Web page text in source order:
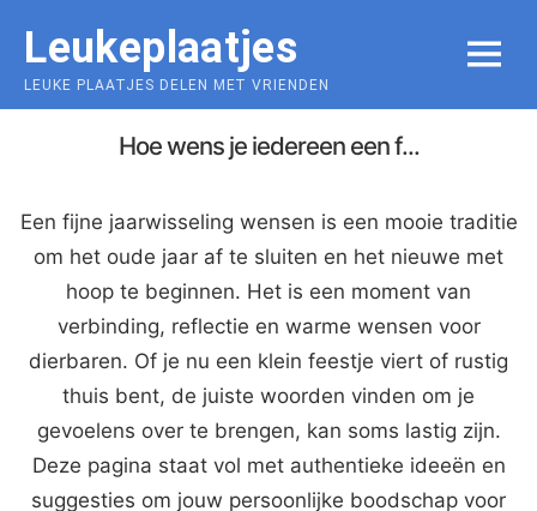
content
Leukeplaatjes
LEUKE PLAATJES DELEN MET VRIENDEN
MENU
Hoe wens je iedereen een f...
Een fijne jaarwisseling wensen is een mooie traditie
om het oude jaar af te sluiten en het nieuwe met
hoop te beginnen. Het is een moment van
verbinding, reflectie en warme wensen voor
dierbaren. Of je nu een klein feestje viert of rustig
thuis bent, de juiste woorden vinden om je
gevoelens over te brengen, kan soms lastig zijn.
Deze pagina staat vol met authentieke ideeën en
suggesties om jouw persoonlijke boodschap voor